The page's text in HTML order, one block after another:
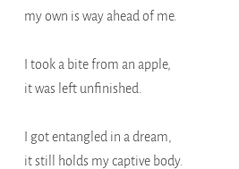
my own is way ahead of me.
I took a bite from an apple,
it was left unfinished.
I got entangled in a dream,
it still holds my captive body.